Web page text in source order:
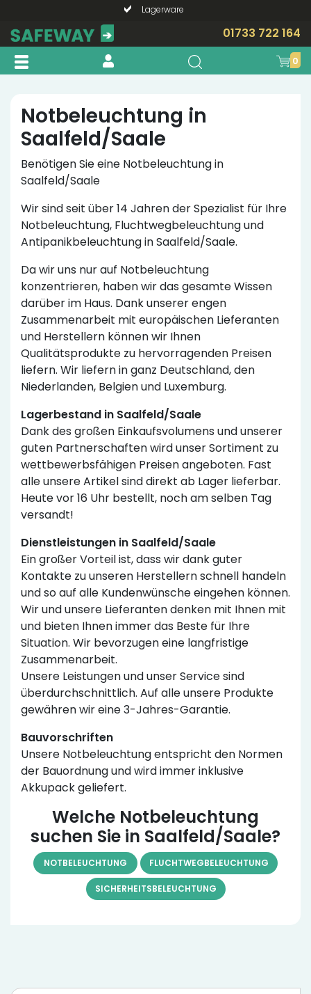
Lagerware
Telefonische Beratung? 01733 722 164
0
Notbeleuchtung in
Saalfeld/Saale
Benötigen Sie eine Notbeleuchtung in
Saalfeld/Saale
Wir sind seit über 14 Jahren der Spezialist für Ihre
Notbeleuchtung, Fluchtwegbeleuchtung und
Antipanikbeleuchtung in Saalfeld/Saale.
Da wir uns nur auf Notbeleuchtung
konzentrieren, haben wir das gesamte Wissen
darüber im Haus. Dank unserer engen
Zusammenarbeit mit europäischen Lieferanten
und Herstellern können wir Ihnen
Qualitätsprodukte zu hervorragenden Preisen
liefern. Wir liefern in ganz Deutschland, den
Niederlanden, Belgien und Luxemburg.
Lagerbestand in Saalfeld/Saale
Dank des großen Einkaufsvolumens und unserer
guten Partnerschaften wird unser Sortiment zu
wettbewerbsfähigen Preisen angeboten. Fast
alle unsere Artikel sind direkt ab Lager lieferbar.
Heute vor 16 Uhr bestellt, noch am selben Tag
versandt!
Dienstleistungen in Saalfeld/Saale
Ein großer Vorteil ist, dass wir dank guter
Kontakte zu unseren Herstellern schnell handeln
und so auf alle Kundenwünsche eingehen können.
Wir und unsere Lieferanten denken mit Ihnen mit
und bieten Ihnen immer das Beste für Ihre
Situation. Wir bevorzugen eine langfristige
Zusammenarbeit.
Unsere Leistungen und unser Service sind
überdurchschnittlich. Auf alle unsere Produkte
gewähren wir eine 3-Jahres-Garantie.
Bauvorschriften
Unsere Notbeleuchtung entspricht den Normen
der Bauordnung und wird immer inklusive
Akkupack geliefert.
Welche Notbeleuchtung
suchen Sie in Saalfeld/Saale?
NOTBELEUCHTUNG FLUCHTWEGBELEUCHTUNG
SICHERHEITSBELEUCHTUNG